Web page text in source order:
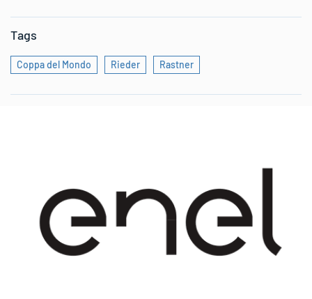
Tags
Coppa del Mondo Rieder Rastner